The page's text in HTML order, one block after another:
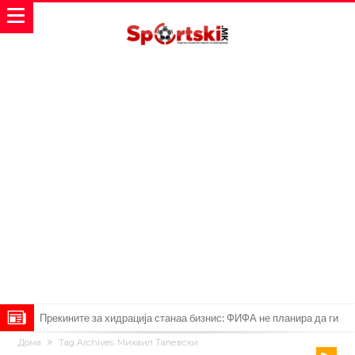
Прекините за хидрација станаа бизнис: ФИФА не планира да ги
укине
Француски судија обвинет за семејно насилство – му се заканува
Дома Tag Archives: Михаил Талевски